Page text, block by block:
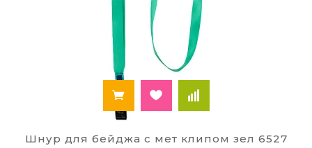
Шнур для бейджа с мет клипом зел 6527